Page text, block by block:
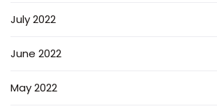
July 2022
June 2022
May 2022